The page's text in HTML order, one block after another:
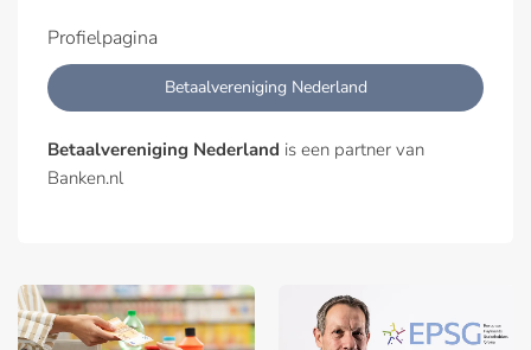
Profielpagina
Betaalvereniging Nederland
Betaalvereniging Nederland is een partner van
Banken.nl